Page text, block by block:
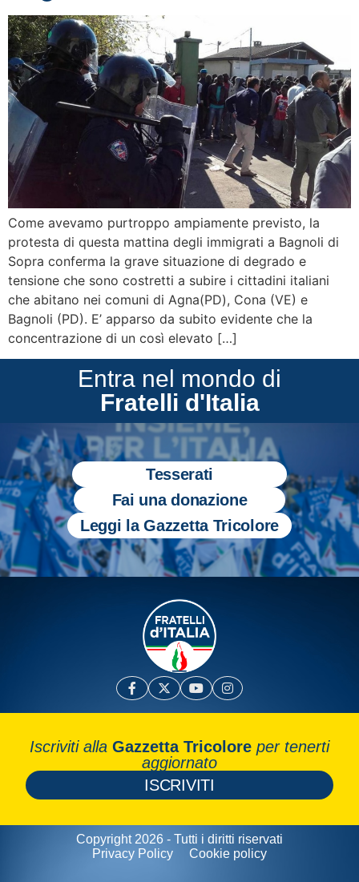
Come avevamo purtroppo ampiamente previsto, la
protesta di questa mattina degli immigrati a Bagnoli di
Sopra conferma la grave situazione di degrado e
tensione che sono costretti a subire i cittadini italiani
che abitano nei comuni di Agna(PD), Cona (VE) e
Bagnoli (PD). E’ apparso da subito evidente che la
concentrazione di un così elevato […]
Entra nel mondo di
Fratelli d'Italia
Tesserati
Fai una donazione
Leggi la Gazzetta Tricolore
Iscriviti alla Gazzetta Tricolore per tenerti
aggiornato
ISCRIVITI
Copyright 2026 - Tutti i diritti riservati
Privacy Policy
Cookie policy